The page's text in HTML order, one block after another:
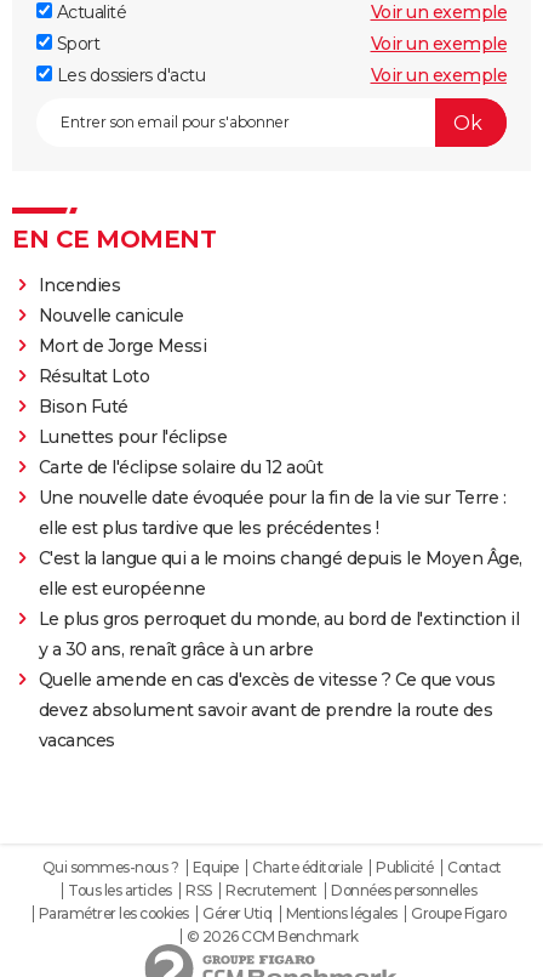
Actualité
Voir un exemple
Sport
Voir un exemple
Les dossiers d'actu
Voir un exemple
EN CE MOMENT
Incendies
Nouvelle canicule
Mort de Jorge Messi
Résultat Loto
Bison Futé
Lunettes pour l'éclipse
Carte de l'éclipse solaire du 12 août
Une nouvelle date évoquée pour la fin de la vie sur Terre :
elle est plus tardive que les précédentes !
C'est la langue qui a le moins changé depuis le Moyen Âge,
elle est européenne
Le plus gros perroquet du monde, au bord de l'extinction il
y a 30 ans, renaît grâce à un arbre
Quelle amende en cas d'excès de vitesse ? Ce que vous
devez absolument savoir avant de prendre la route des
vacances
Qui sommes-nous ? Equipe Charte éditoriale Publicité
Contact
Tous les articles
RSS Recrutement
Données personnelles
Paramétrer les cookies
Gérer Utiq Mentions légales
Groupe Figaro
© 2026 CCM Benchmark